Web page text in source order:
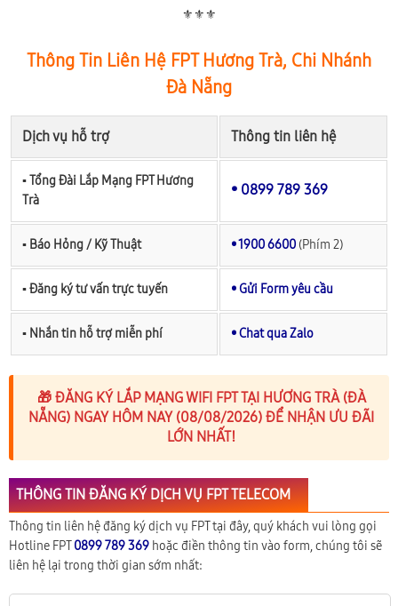
⚜️⚜️⚜️
Thông Tin Liên Hệ FPT Hương Trà, Chi Nhánh
Đà Nẵng
Dịch vụ hỗ trợ Thông tin liên hệ
▪︎ Tổng Đài Lắp Mạng FPT Hương
Trà
• 0899 789 369
▪︎ Báo Hỏng / Kỹ Thuật • 1900 6600 (Phím 2)
▪︎ Đăng ký tư vấn trực tuyến • Gửi Form yêu cầu
▪︎ Nhắn tin hỗ trợ miễn phí • Chat qua Zalo
🎁 ĐĂNG KÝ LẮP MẠNG WIFI FPT TẠI HƯƠNG TRÀ (ĐÀ
NẴNG) NGAY HÔM NAY (08/08/2026) ĐỂ NHẬN ƯU ĐÃI
LỚN NHẤT!
THÔNG TIN ĐĂNG KÝ DỊCH VỤ FPT TELECOM
Thông tin liên hệ đăng ký dịch vụ FPT tại đây, quý khách vui lòng gọi
Hotline FPT0899 789 369 hoặc điền thông tin vào form, chúng tôi sẽ
liên hệ lại trong thời gian sớm nhất: